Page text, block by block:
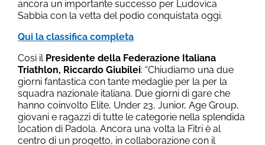
ancora un importante successo per Ludovica
Sabbia con la vetta del podio conquistata oggi.
Qui la classifica completa
Così il Presidente della Federazione Italiana
Triathlon, Riccardo Giubilei: “Chiudiamo una due
giorni fantastica con tante medaglie per la per la
squadra nazionale italiana. Due giorni di gare che
hanno coinvolto Elite, Under 23, Junior, Age Group,
giovani e ragazzi di tutte le categorie nella splendida
location di Padola. Ancora una volta la Fitri è al
centro di un progetto, in collaborazione con il